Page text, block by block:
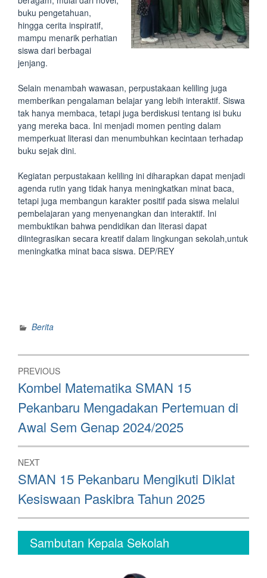
buku pengetahuan,
hingga cerita inspiratif,
mampu menarik perhatian
siswa dari berbagai
jenjang.
Selain menambah wawasan, perpustakaan keliling juga
memberikan pengalaman belajar yang lebih interaktif. Siswa
tak hanya membaca, tetapi juga berdiskusi tentang isi buku
yang mereka baca. Ini menjadi momen penting dalam
memperkuat literasi dan menumbuhkan kecintaan terhadap
buku sejak dini.
Kegiatan perpustakaan keliling ini diharapkan dapat menjadi
agenda rutin yang tidak hanya meningkatkan minat baca,
tetapi juga membangun karakter positif pada siswa melalui
pembelajaran yang menyenangkan dan interaktif. Ini
membuktikan bahwa pendidikan dan literasi dapat
diintegrasikan secara kreatif dalam lingkungan sekolah,untuk
meningkatka minat baca siswa. DEP/REY
Berita
Post
navigation
PREVIOUS
Previous
post:
Kombel Matematika SMAN 15
Pekanbaru Mengadakan Pertemuan di
Awal Sem Genap 2024/2025
NEXT
Next
post:
SMAN 15 Pekanbaru Mengikuti Diklat
Kesiswaan Paskibra Tahun 2025
Sambutan Kepala Sekolah